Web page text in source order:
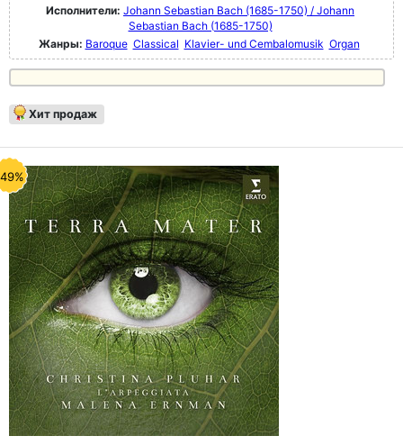
Исполнители: Johann Sebastian Bach (1685-1750) / Johann
Sebastian Bach (1685-1750)
Жанры: Baroque Classical Klavier- und Cembalomusik Organ
Хит продаж